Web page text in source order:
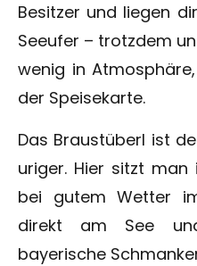
Besitzer und liegen
Seeufer – trotzdem
wenig in
der Speisekarte.
Das Braustüberl ist
uriger. Hier sitzt
bei gutem Wetter
direkt am See
bayerische